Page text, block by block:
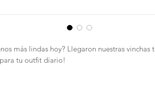
más lindas hoy? Llegaron nuestras vinchas
tu outfit diario!